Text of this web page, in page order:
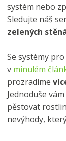
systém nebo
Sledujte náš
zelených
Se systémy
v minulém
prozradíme
Jednoduše
pěstovat
nevýhody,